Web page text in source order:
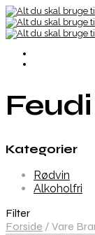
Kategorier
Rødvin
Alkoholfri
Filter
Forside / Vare